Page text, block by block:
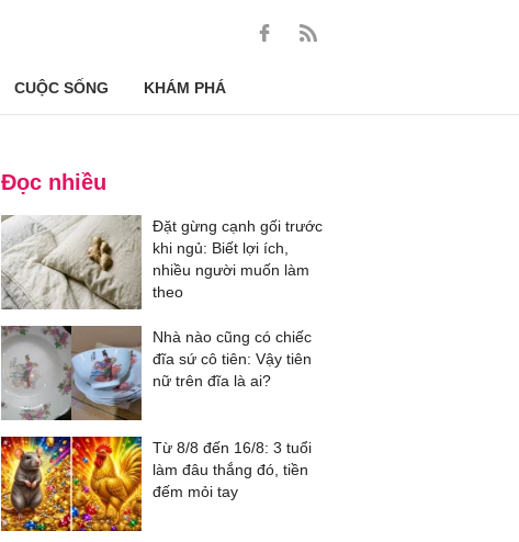
CUỘC SỐNG KHÁM PHÁ
Đọc nhiều
Đặt gừng cạnh gối trước
khi ngủ: Biết lợi ích,
nhiều người muốn làm
theo
Nhà nào cũng có chiếc
đĩa sứ cô tiên: Vậy tiên
nữ trên đĩa là ai?
Từ 8/8 đến 16/8: 3 tuổi
làm đâu thắng đó, tiền
đếm mỏi tay